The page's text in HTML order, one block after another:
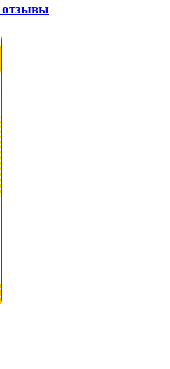
отзывы